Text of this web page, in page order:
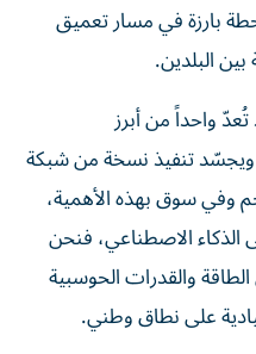
بارزة في مسار تعميق
بين البلدين.
واحداً من أبرز
ويجسّد تنفيذ نسخة من شبكة
42) بهذا الحجم وفي سوق بهذه الأهمية،
الذكاء الاصطناعي، فنحن
والقدرات الحوسبية
على نطاق وطني.